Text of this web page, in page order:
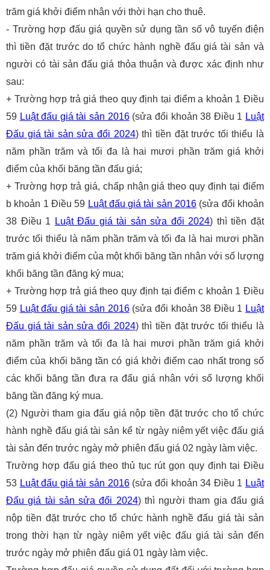
trăm giá khởi điểm nhân với thời hạn cho thuê.
- Trường hợp đấu giá quyền sử dụng tần số vô tuyến điện
thì tiền đặt trước do tổ chức hành nghề đấu giá tài sản và
người có tài sản đấu giá thỏa thuận và được xác định như
sau:
+ Trường hợp trả giá theo quy định tại điểm a khoản 1 Điều
59 Luật đấu giá tài sản 2016(sửa đổi khoản 38 Điều 1 Luật
Đấu giá tài sản sửa đổi 2024) thì tiền đặt trước tối thiểu là
năm phần trăm và tối đa là hai mươi phần trăm giá khởi
điểm của khối băng tần đấu giá;
+ Trường hợp trả giá, chấp nhận giá theo quy định tại điểm
b khoản 1 Điều 59 Luật đấu giá tài sản 2016 (sửa đổi khoản
38 Điều 1
Luật Đấu giá tài sản sửa đổi 2024) thì tiền đặt
trước tối thiểu là năm phần trăm và tối đa là hai mươi phần
trăm giá khởi điểm của một khối băng tần nhân với số lượng
khối băng tần đăng ký mua;
+ Trường hợp trả giá theo quy định tại điểm c khoản 1 Điều
59 Luật đấu giá tài sản 2016(sửa đổi khoản 38 Điều 1 Luật
Đấu giá tài sản sửa đổi 2024) thì tiền đặt trước tối thiểu là
năm phần trăm và tối đa là hai mươi phần trăm giá khởi
điểm của khối băng tần có giá khởi điểm cao nhất trong số
các khối băng tần đưa ra đấu giá nhân với số lượng khối
băng tần đăng ký mua.
(2) Người tham gia đấu giá nộp tiền đặt trước cho tổ chức
hành nghề đấu giá tài sản kể từ ngày niêm yết việc đấu giá
tài sản đến trước ngày mở phiên đấu giá 02 ngày làm việc.
Trường hợp đấu giá theo thủ tục rút gọn quy định tại Điều
53 Luật đấu giá tài sản 2016(sửa đổi khoản 34 Điều 1 Luật
Đấu giá tài sản sửa đổi 2024) thì người tham gia đấu giá
nộp tiền đặt trước cho tổ chức hành nghề đấu giá tài sản
trong thời hạn từ ngày niêm yết việc đấu giá tài sản đến
trước ngày mở phiên đấu giá 01 ngày làm việc.